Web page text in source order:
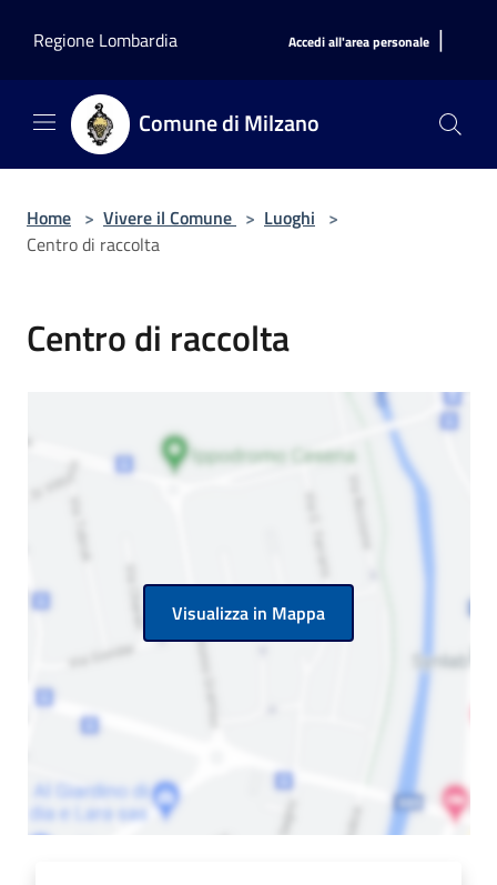
Regione Lombardia
Accedi all'area personale |
Comune di Milzano
Home > Vivere il Comune > Luoghi >
Centro di raccolta
Centro di raccolta
Visualizza in Mappa